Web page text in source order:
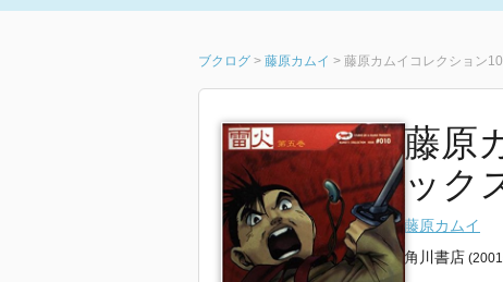
ブクログ > 藤原カムイ > 藤原カムイコレクション
藤原
ック
藤原カムイ
角川書店